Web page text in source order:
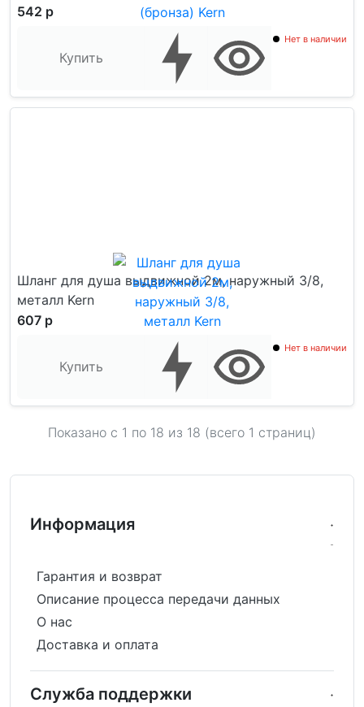
542 р
Купить
Нет в наличии
Шланг для душа выдвижной 2м, наружный 3/8,
металл Kern
607 р
Купить
Нет в наличии
Показано с 1 по 18 из 18 (всего 1 страниц)
Информация
Гарантия и возврат
Описание процесса передачи данных
О нас
Доставка и оплата
Служба поддержки